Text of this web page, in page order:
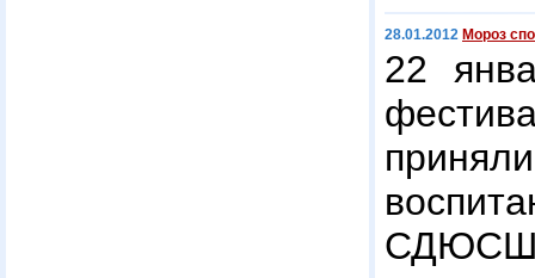
28.01.2012 Мороз
22